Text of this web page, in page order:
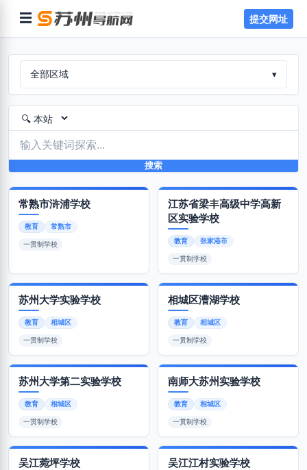
☰ 提交网址
全部区域 ▾
搜索
常熟市浒浦学校
教育 常熟市
一贯制学校
江苏省梁丰高级中学高新
区实验学校
教育 张家港市
一贯制学校
苏州大学实验学校
教育 相城区
一贯制学校
相城区漕湖学校
教育 相城区
一贯制学校
苏州大学第二实验学校
教育 相城区
一贯制学校
南师大苏州实验学校
教育 相城区
一贯制学校
吴江菀坪学校 吴江江村实验学校